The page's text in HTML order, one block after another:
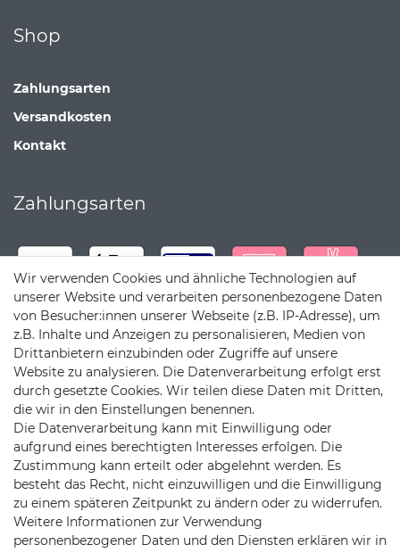
Shop
Zahlungsarten
Versandkosten
Kontakt
Zahlungsarten
Versandpartner
Wir verwenden Cookies und ähnliche Technologien auf
unserer Website und verarbeiten personenbezogene Daten
von Besucher:innen unserer Webseite (z.B. IP-Adresse), um
z.B. Inhalte und Anzeigen zu personalisieren, Medien von
Drittanbietern einzubinden oder Zugriffe auf unsere
Website zu analysieren. Die Datenverarbeitung erfolgt erst
durch gesetzte Cookies. Wir teilen diese Daten mit Dritten,
die wir in den Einstellungen benennen.
Die Datenverarbeitung kann mit Einwilligung oder
aufgrund eines berechtigten Interesses erfolgen. Die
Zustimmung kann erteilt oder abgelehnt werden. Es
besteht das Recht, nicht einzuwilligen und die Einwilligung
zu einem späteren Zeitpunkt zu ändern oder zu widerrufen.
Weitere Informationen zur Verwendung
personenbezogener Daten und den Diensten erklären wir in